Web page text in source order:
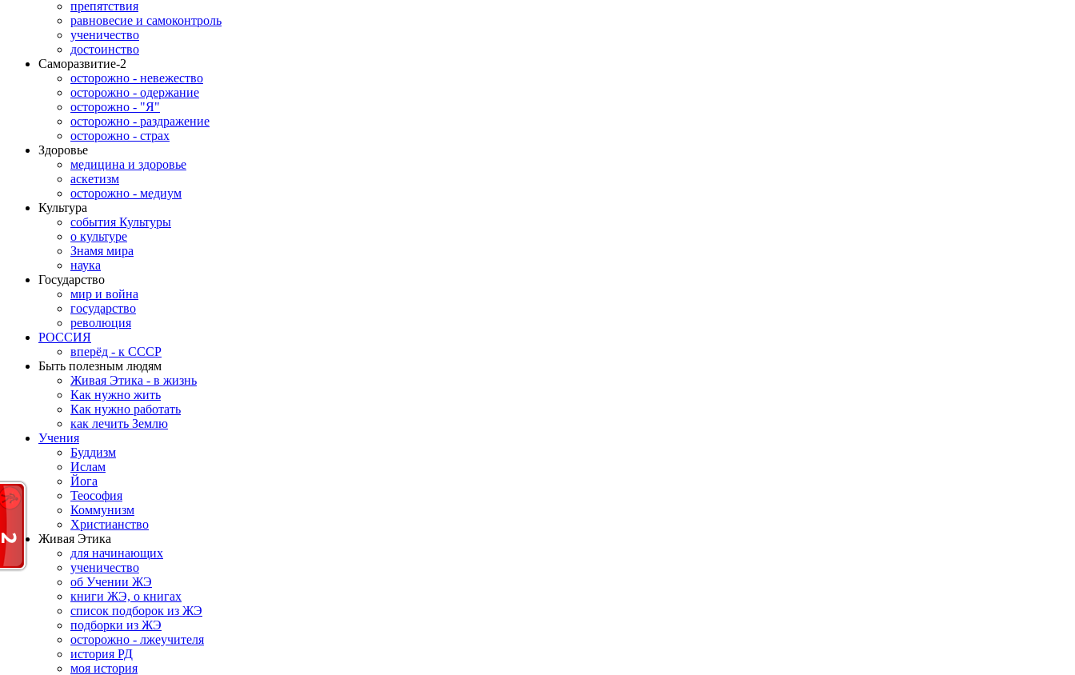
препятствия
равновесие и самоконтроль
ученичество
достоинство
Саморазвитие-2
осторожно - невежество
осторожно - одержание
осторожно - "Я"
осторожно - раздражение
осторожно - страх
Здоровье
медицина и здоровье
аскетизм
осторожно - медиум
Культура
события Культуры
о культуре
Знамя мира
наука
Государство
мир и война
государство
революция
РОССИЯ
вперёд - к СССР
Быть полезным людям
Живая Этика - в жизнь
Как нужно жить
Как нужно работать
как лечить Землю
Учения
Буддизм
Ислам
Йога
Теософия
Коммунизм
Христианство
Живая Этика
для начинающих
ученичество
об Учении ЖЭ
книги ЖЭ, о книгах
список подборок из ЖЭ
подборки из ЖЭ
осторожно - лжеучителя
история РД
моя история